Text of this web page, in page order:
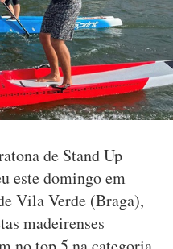
de Stand Up
este domingo em
Vila Verde (Braga),
madeirenses